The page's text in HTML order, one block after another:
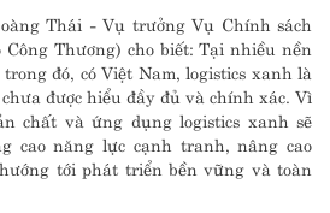
Thái - Vụ trưởng Vụ Chính sách
Thương) cho biết: Tại nhiều nền
đó, có Việt Nam, logistics xanh là
được hiểu đầy đủ và chính xác. Vì
chất và ứng dụng logistics xanh sẽ
cao năng lực cạnh tranh, nâng cao
tới phát triển bền vững và toàn